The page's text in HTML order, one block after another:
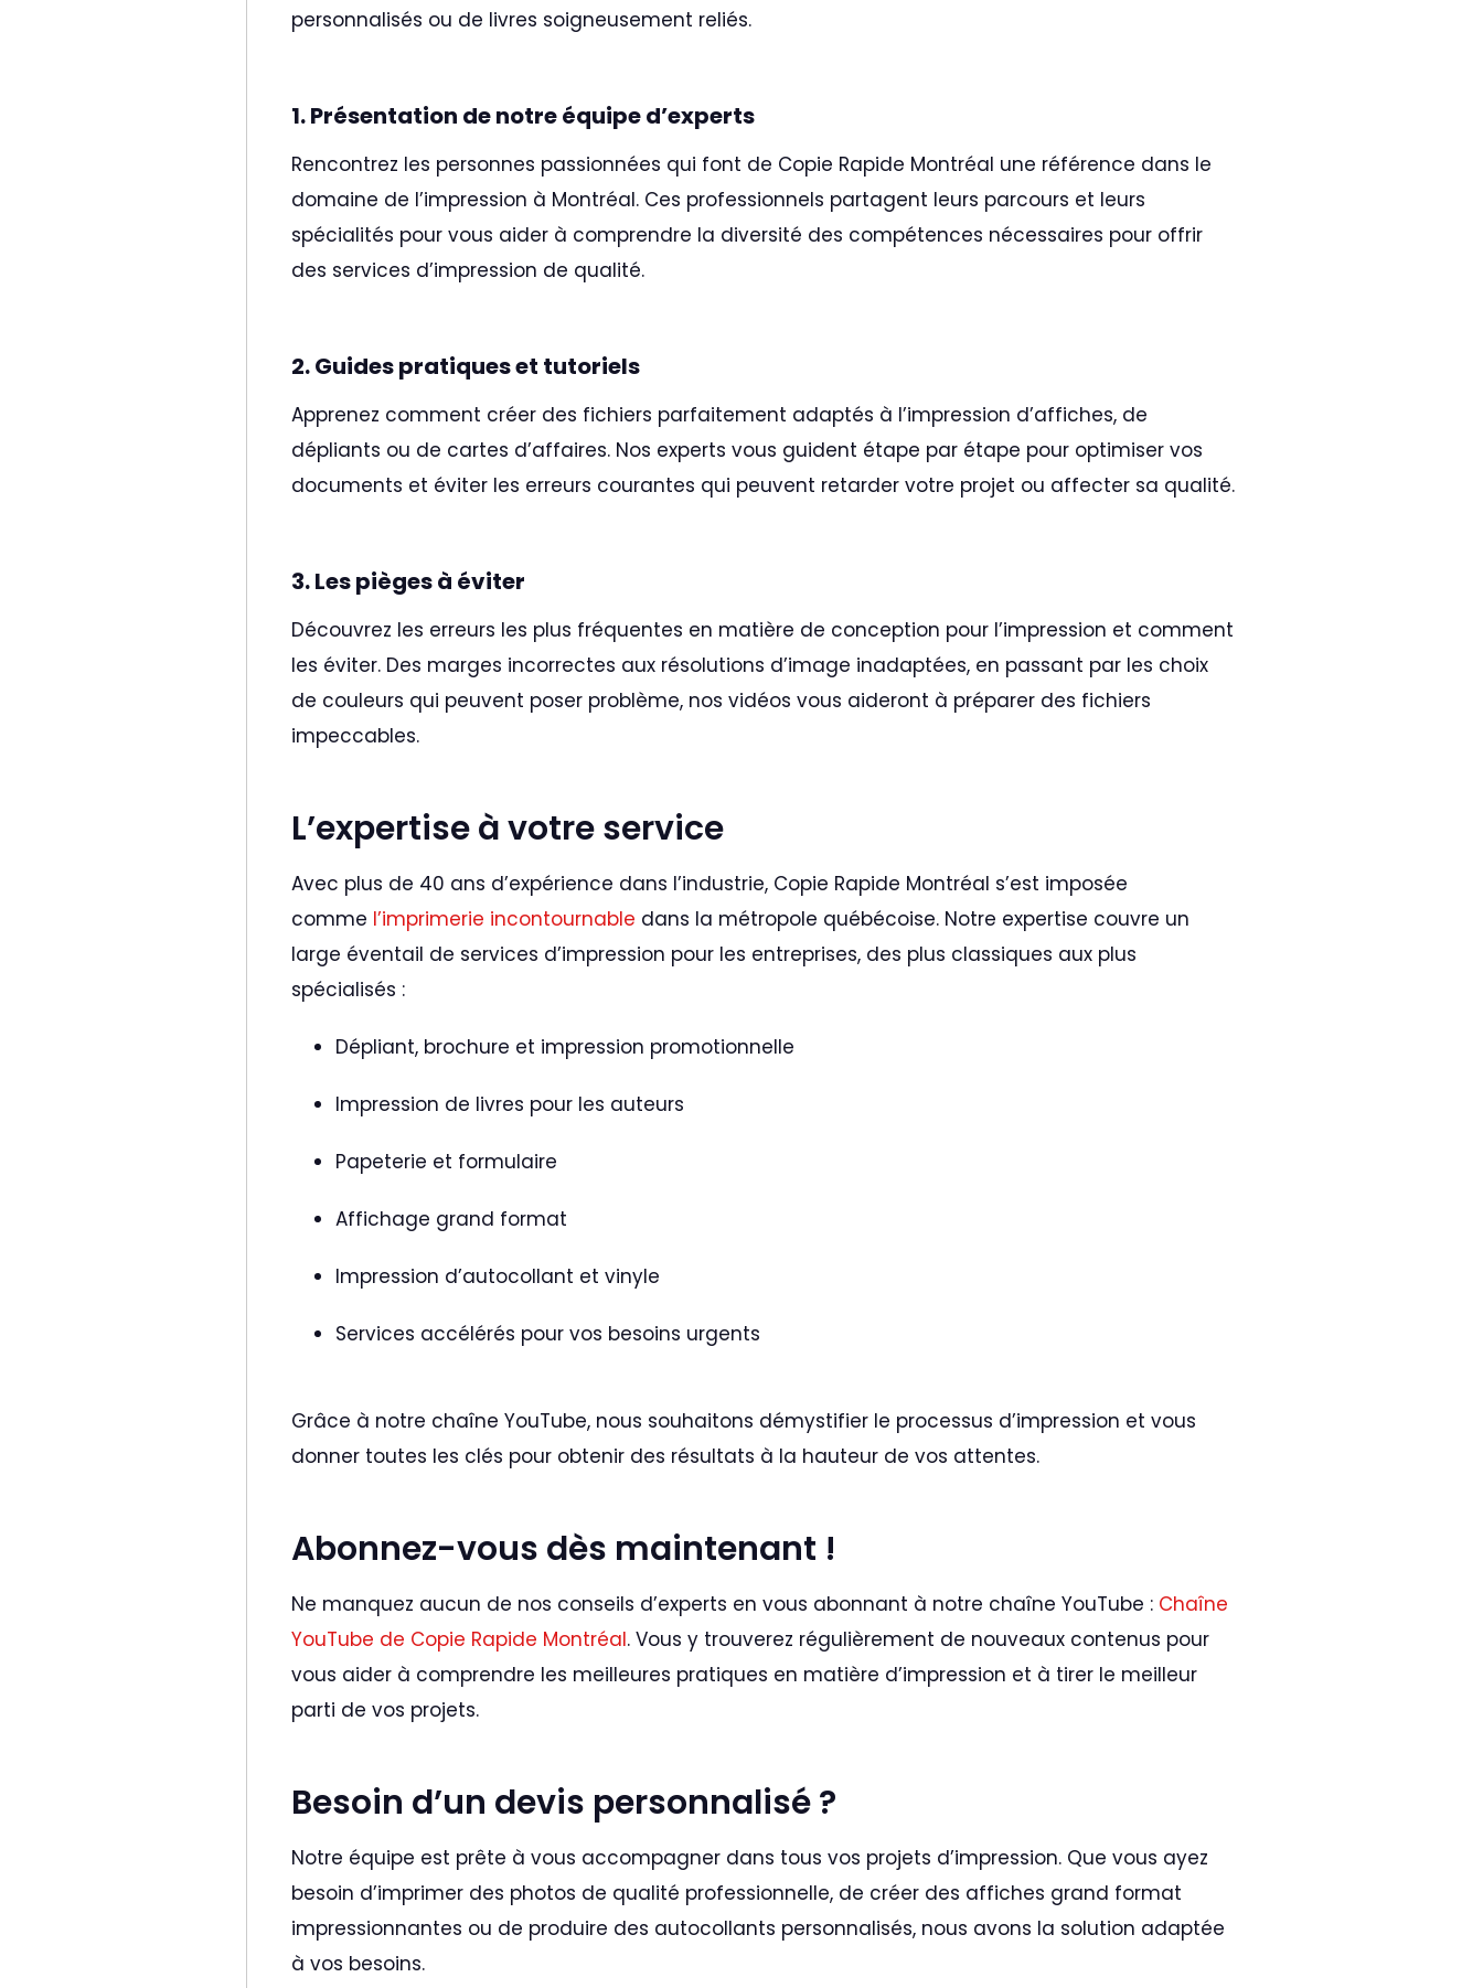
personnalisés ou de livres soigneusement reliés.
1. Présentation de notre équipe d’experts
Rencontrez les personnes passionnées qui font de Copie Rapide Montréal une référence dans le
domaine de l’impression à Montréal. Ces professionnels partagent leurs parcours et leurs
spécialités pour vous aider à comprendre la diversité des compétences nécessaires pour offrir
des services d’impression de qualité.
2. Guides pratiques et tutoriels
Apprenez comment créer des fichiers parfaitement adaptés à l’impression d’affiches, de
dépliants ou de cartes d’affaires. Nos experts vous guident étape par étape pour optimiser vos
documents et éviter les erreurs courantes qui peuvent retarder votre projet ou affecter sa qualité.
3. Les pièges à éviter
Découvrez les erreurs les plus fréquentes en matière de conception pour l’impression et comment
les éviter. Des marges incorrectes aux résolutions d’image inadaptées, en passant par les choix
de couleurs qui peuvent poser problème, nos vidéos vous aideront à préparer des fichiers
impeccables.
L’expertise à votre service
Avec plus de 40 ans d’expérience dans l’industrie, Copie Rapide Montréal s’est imposée
comme l’imprimerie incontournable dans la métropole québécoise. Notre expertise couvre un
large éventail de services d’impression pour les entreprises, des plus classiques aux plus
spécialisés :
Dépliant, brochure et impression promotionnelle
Impression de livres pour les auteurs
Papeterie et formulaire
Affichage grand format
Impression d’autocollant et vinyle
Services accélérés pour vos besoins urgents
Grâce à notre chaîne YouTube, nous souhaitons démystifier le processus d’impression et vous
donner toutes les clés pour obtenir des résultats à la hauteur de vos attentes.
Abonnez-vous dès maintenant !
Ne manquez aucun de nos conseils d’experts en vous abonnant à notre chaîne YouTube : Chaîne
YouTube de Copie Rapide Montréal. Vous y trouverez régulièrement de nouveaux contenus pour
vous aider à comprendre les meilleures pratiques en matière d’impression et à tirer le meilleur
parti de vos projets.
Besoin d’un devis personnalisé ?
Notre équipe est prête à vous accompagner dans tous vos projets d’impression. Que vous ayez
besoin d’imprimer des photos de qualité professionnelle, de créer des affiches grand format
impressionnantes ou de produire des autocollants personnalisés, nous avons la solution adaptée
à vos besoins.